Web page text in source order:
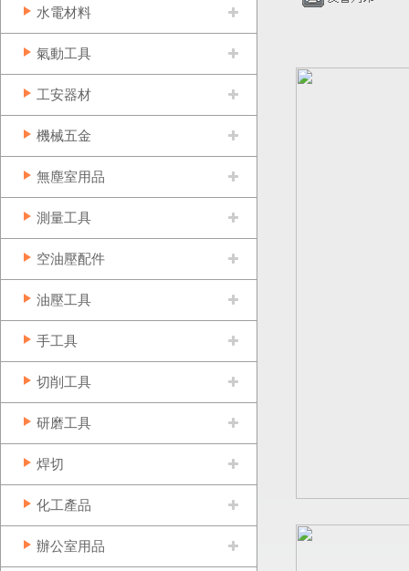
水電材料
氣動工具
工安器材
機械五金
無塵室用品
測量工具
空油壓配件
油壓工具
手工具
切削工具
研磨工具
焊切
化工產品
辦公室用品